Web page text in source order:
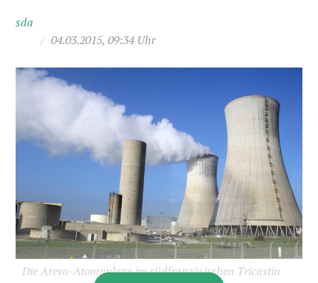
sda
/ 04.03.2015, 09:34 Uhr
Die Areva-Atomanlage im südfranzösischen Tricastin